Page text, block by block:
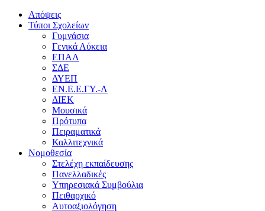
Απόψεις
Τύποι Σχολείων
Γυμνάσια
Γενικά Λύκεια
ΕΠΑΛ
ΣΔΕ
ΔΥΕΠ
ΕΝ.Ε.Ε.ΓΥ.-Λ
ΔΙΕΚ
Μουσικά
Πρότυπα
Πειραματικά
Καλλιτεχνικά
Νομοθεσία
Στελέχη εκπαίδευσης
Πανελλαδικές
Υπηρεσιακά Συμβούλια
Πειθαρχικό
Αυτοαξιολόγηση